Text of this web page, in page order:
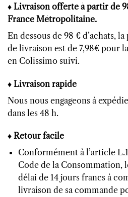
♦ Livraison offerte à partir de
France Métropolitaine.
En dessous de 98 € d’achats,
de livraison est de 7,98€ pour
en Colissimo suivi.
♦ Livraison rapide
Nous nous engageons à
dans les 48 h.
♦ Retour facile
Conformément à l’article
Code de la Consommation,
délai de 14 jours francs à
livraison de sa commande